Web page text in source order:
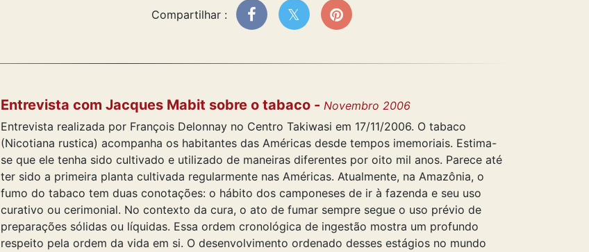
Compartilhar :
Entrevista com Jacques Mabit sobre o tabaco - Novembro 2006
Entrevista realizada por François Delonnay no Centro Takiwasi em 17/11/2006. O tabaco
(Nicotiana rustica) acompanha os habitantes das Américas desde tempos imemoriais. Estima-
se que ele tenha sido cultivado e utilizado de maneiras diferentes por oito mil anos. Parece até
ter sido a primeira planta cultivada regularmente nas Américas. Atualmente, na Amazônia, o
fumo do tabaco tem duas conotações: o hábito dos camponeses de ir à fazenda e seu uso
curativo ou cerimonial. No contexto da cura, o ato de fumar sempre segue o uso prévio de
preparações sólidas ou líquidas. Essa ordem cronológica de ingestão mostra um profundo
respeito pela ordem da vida em si. O desenvolvimento ordenado desses estágios no mundo